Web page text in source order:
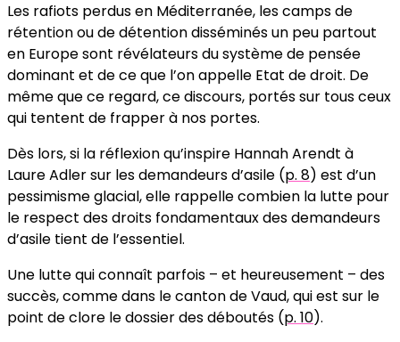
Les rafiots perdus en Méditerranée, les camps de
rétention ou de détention disséminés un peu partout
en Europe sont révélateurs du système de pensée
dominant et de ce que l’on appelle Etat de droit. De
même que ce regard, ce discours, portés sur tous ceux
qui tentent de frapper à nos portes.
Dès lors, si la réflexion qu’inspire Hannah Arendt à
Laure Adler sur les demandeurs d’asile (p. 8) est d’un
pessimisme glacial, elle rappelle combien la lutte pour
le respect des droits fondamentaux des demandeurs
d’asile tient de l’essentiel.
Une lutte qui connaît parfois – et heureusement – des
succès, comme dans le canton de Vaud, qui est sur le
point de clore le dossier des déboutés (p. 10).